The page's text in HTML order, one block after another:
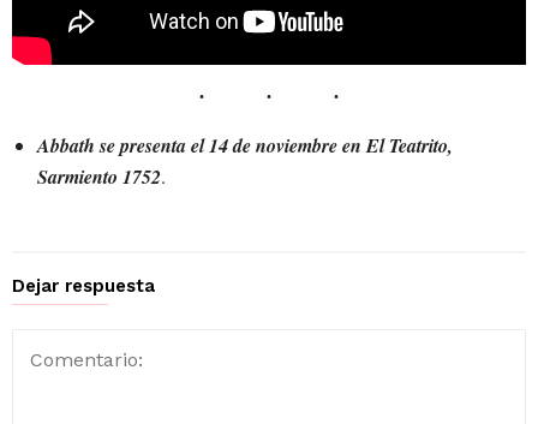
Abbath se presenta el 14 de noviembre en El Teatrito,
Sarmiento 1752.
Dejar respuesta